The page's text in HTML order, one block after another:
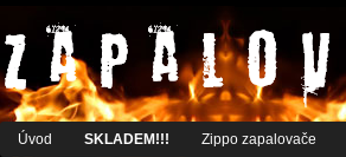
Úvod SKLADEM!!! Zippo zapalovače